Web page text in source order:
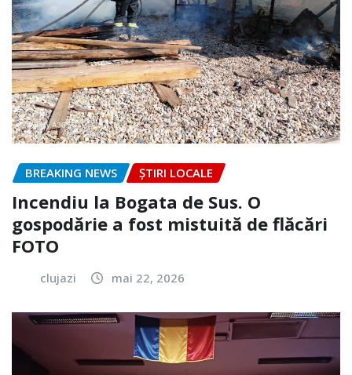
BREAKING NEWS ȘTIRI LOCALE
Incendiu la Bogata de Sus. O
gospodărie a fost mistuită de flăcări
FOTO
clujazi mai 22, 2026